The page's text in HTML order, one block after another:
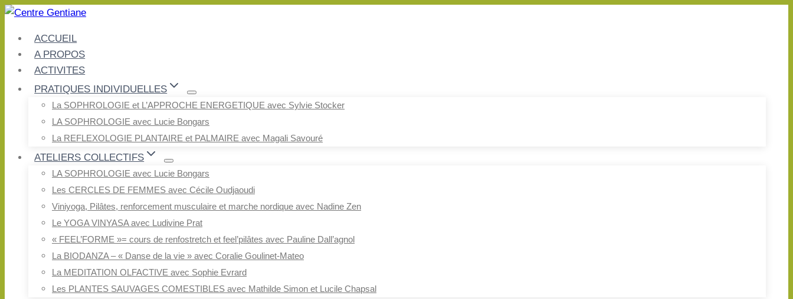
Aller
contenuACCUEIL
A PROPOS
ACTIVITES
PRATIQUES INDIVIDUELLES
La SOPHROLOGIE et L’APPROCHE ENERGETIQUE avec Sylvie Stocker
LA SOPHROLOGIE avec Lucie Bongars
La REFLEXOLOGIE PLANTAIRE et PALMAIRE avec Magali Savouré
ATELIERS COLLECTIFS
LA SOPHROLOGIE avec Lucie Bongars
Les CERCLES DE FEMMES avec Cécile Oudjaoudi
Viniyoga, Pilâtes, renforcement musculaire et marche nordique avec Nadine Zen
Le YOGA VINYASA avec Ludivine Prat
« FEEL’FORME »= cours de renfostretch et feel’pilâtes avec Pauline Dall’agnol
La BIODANZA – « Danse de la vie » avec Coralie Goulinet-Mateo
La MEDITATION OLFACTIVE avec Sophie Evrard
Les PLANTES SAUVAGES COMESTIBLES avec Mathilde Simon et Lucile Chapsal